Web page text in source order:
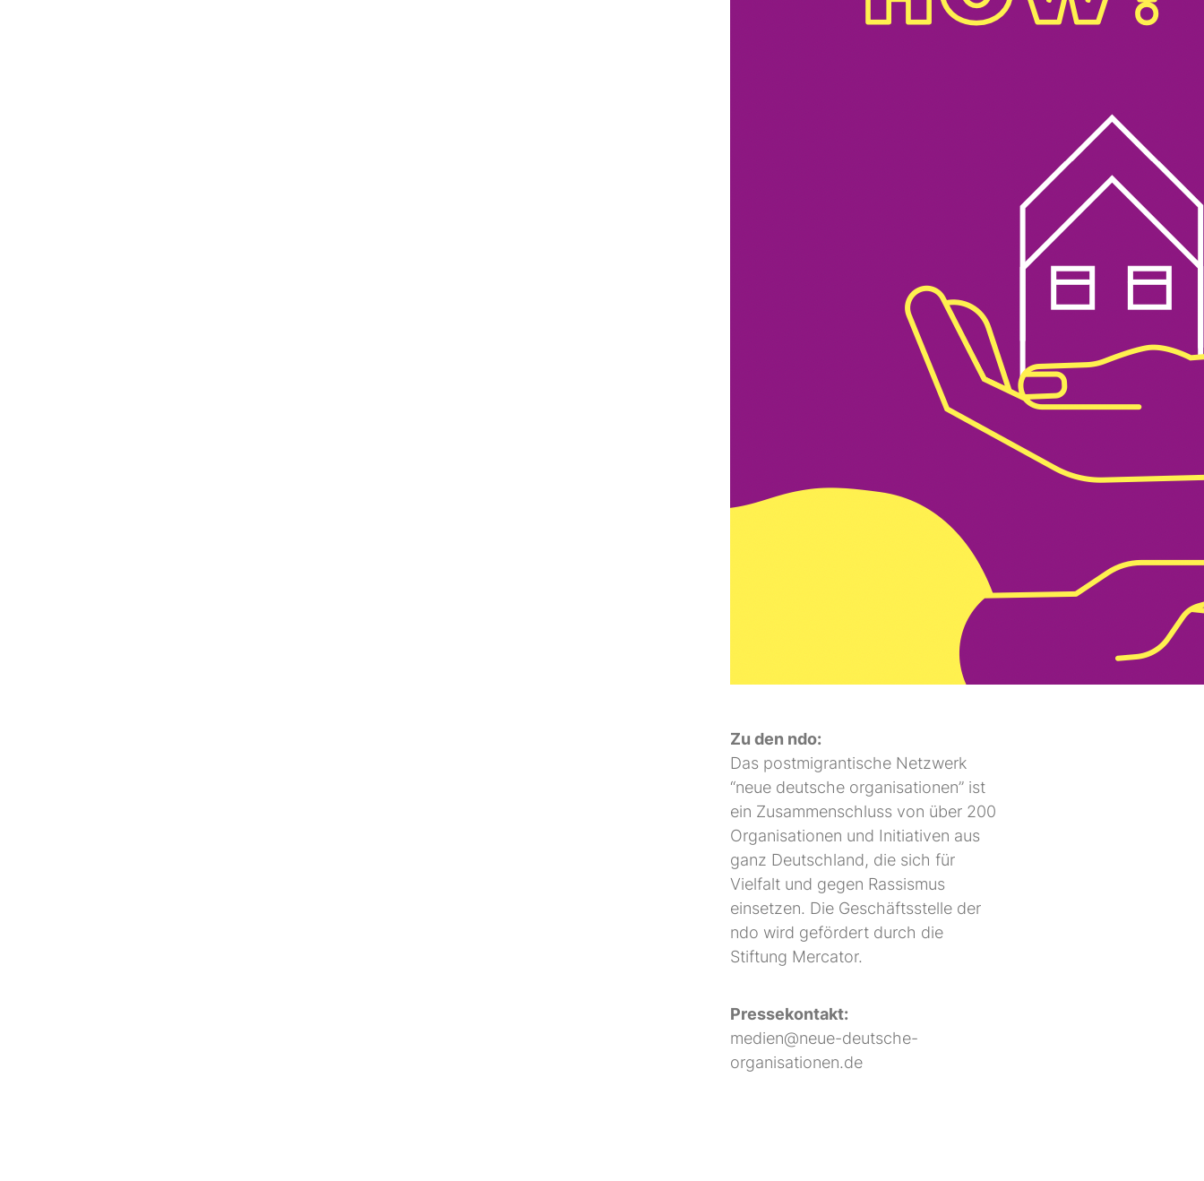
Zu den ndo:
Das postmigrantische Netzwerk
“neue deutsche organisationen” ist
ein Zusammenschluss von über 200
Organisationen und Initiativen aus
ganz Deutschland, die sich für
Vielfalt und gegen Rassismus
einsetzen. Die Geschäftsstelle der
ndo wird gefördert durch die
Stiftung Mercator.
Pressekontakt:
medien@neue-deutsche-
organisationen.de